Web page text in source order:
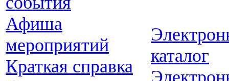
Афиша
мероприятий
Краткая справка
каталог